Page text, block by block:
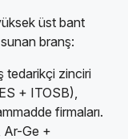
üst bant
sunan branş:
tedarikçi zinciri
+ ITOSB),
firmaları.
Ar-Ge +